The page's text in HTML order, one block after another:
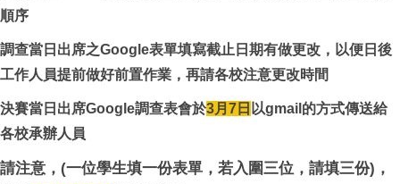
順序
調查當日出席之Google表單填寫截止日期有做更改，以便日後
工作人員提前做好前置作業，再請各校注意更改時間
決賽當日出席Google調查表會於3月7日 以gmail的方式傳送給
各校承辦人員
請注意，(一位學生填一份表單，若入圍三位，請填三份)，